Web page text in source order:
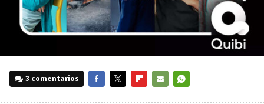
3 comentarios